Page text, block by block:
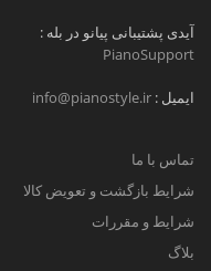
آیدی پشتیبانی پیانو در بله :
PianoSupport
ایمیل : info@pianostyle.ir
تماس با ما
شرایط بازگشت و تعویض کالا
شرایط و مقررات
بلاگ